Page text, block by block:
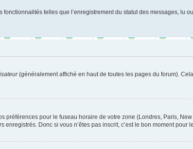
telles que l’enregistrement du statut des messages, lu
(généralement affiché en haut de toutes les pages du forum).
pour le fuseau horaire de votre zone (Londres, Paris, New
Donc si vous n’êtes pas inscrit, c’est le bon moment pour